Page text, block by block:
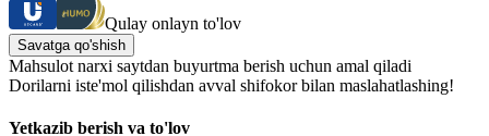
Qulay onlayn to'lov
Savatga qo'shish
Mahsulot narxi saytdan buyurtma berish uchun amal qiladi
Dorilarni iste'mol qilishdan avval shifokor bilan maslahatlashing!
Yetkazib berish va to'lov